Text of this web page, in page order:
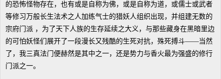
的恐怖怪物存在，也有或是自称为佛，或是自称为道，或儒士或武者
等修习万般长生法术之人加练气士的猎妖人组织出现，并组建无数的
宗府门派 ，为了天下人族的生存延续之大义，与那些藏身在黑暗里边
的可怕妖怪们展开了一段漫长又残酷的生死对抗，殊死搏斗——当然
了，我三真法门便赫然是其中之一，还是势力与香火最为强盛的修行
门派之一。